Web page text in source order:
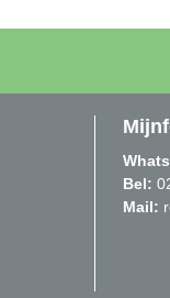
Bel:
Mail: